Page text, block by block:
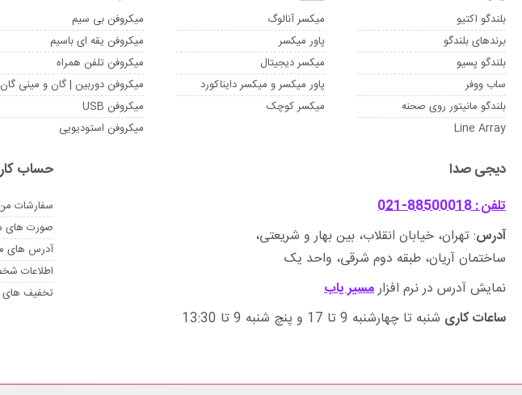
بلندگو اکتیو
برندهای بلندگو
بلندگو پسیو
ساب ووفر
بلندگو مانیتور روی صحنه
Line Array
میکسر آنالوگ
پاور میکسر
میکسر دیجیتال
پاور میکسر و میکسر دایناکورد
میکسر کوچک
میکروفن بی سیم
میکروفن یقه ای باسیم
میکروفن تلفن همراه
میکروفن دوربین | گان و مینی گان
میکروفن USB
میکروفن استودیویی
دیجی صدا
تلفن : 88500018-021
آدرس: تهران، خیابان انقلاب، بین بهار و شریعتی،
ساختمان آریان، طبقه دوم شرقی، واحد یک
نمایش آدرس در نرم افزارمسیر یاب
ساعات کاری شنبه تا چهارشنبه 9 تا 17 و پنچ شنبه 9 تا 13:30
حساب
سفارشات
صورت های
آدرس های
اطلاعات
تخفیف